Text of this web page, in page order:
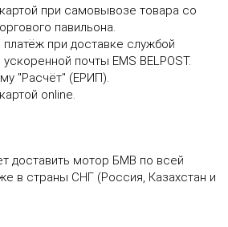
при самовывозе товара со
павильона.
при доставке службой
почты EMS BELPOST.
"Расчёт" (ЕРИП).
online.
доставить мотор БМВ по всей
в страны СНГ (Россия, Казахстан и